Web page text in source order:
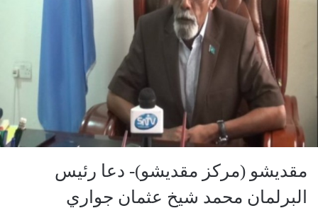
مقديشو (مركز مقديشو)- دعا رئيس
البرلمان محمد شيخ عثمان جواري